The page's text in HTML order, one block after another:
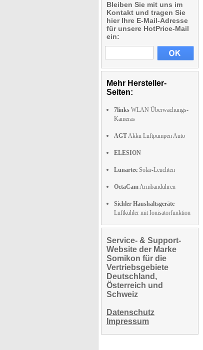
Bleiben Sie mit uns im
Kontakt und tragen Sie
hier Ihre E-Mail-Adresse
für unsere HotPrice-Mail
ein:
Mehr Hersteller-
Seiten:
7links WLAN Überwachungs-
Kameras
AGTAkku Luftpumpen Auto
ELESION
Lunartec Solar-Leuchten
OctaCamArmbanduhren
Sichler Haushaltsgeräte
Luftkühler mit Ionisatorfunktion
Service- & Support-
Website der Marke
Somikon für die
Vertriebsgebiete
Deutschland,
Österreich und
Schweiz
Datenschutz
Impressum